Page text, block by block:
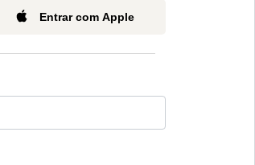
Entrar com Apple